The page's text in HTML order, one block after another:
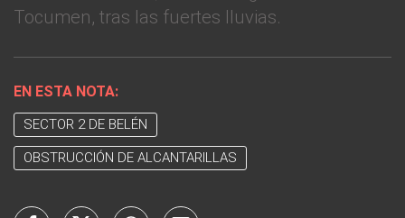
Tocumen, tras las fuertes lluvias.
EN ESTA NOTA:
SECTOR 2 DE BELÉN
OBSTRUCCIÓN DE ALCANTARILLAS